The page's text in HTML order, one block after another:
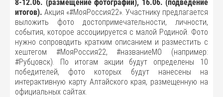
8-12.06. (размещение фотографий), 16.06. (подведение
итогов). Акция «#МояРоссия22». Участнику предлагается
выложить фото достопримечательности, личности,
события, которое ассоциируется с малой Родиной. Фото
нужно сопроводить кратким описанием и разместить с
хештегом #МояРоссия22, #названиеМО (например:
#Рубцовск). По итогам акции будут определены 10
победителей, фото которых будут нанесены на
интерактивную карту Алтайского края, размещенную на
официальных сайтах.